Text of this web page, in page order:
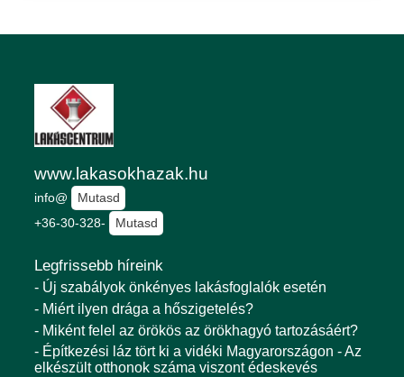
www.lakasokhazak.hu
info@
Mutasd
+36-30-328-
Mutasd
Legfrissebb híreink
- Új szabályok önkényes lakásfoglalók esetén
- Miért ilyen drága a hőszigetelés?
- Miként felel az örökös az örökhagyó tartozásáért?
- Építkezési láz tört ki a vidéki Magyarországon - Az
elkészült otthonok száma viszont édeskevés